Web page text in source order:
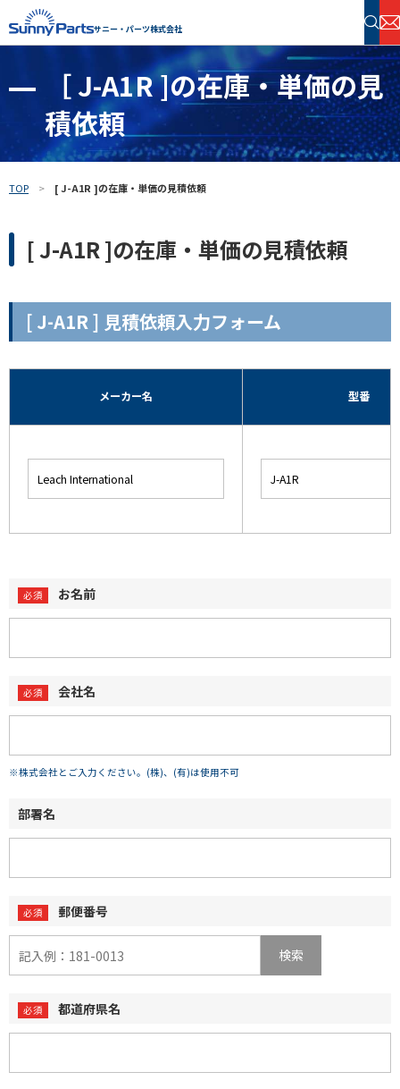
サニー・パーツ株式会社
半導体・電子部品 在庫検索
フリーワードで探す
［ J-A1R ]の在庫・単価の見
積依頼
TOP [ J-A1R ]の在庫・単価の見積依頼
[ J-A1R ]の在庫・単価の見積依頼
[ J-A1R ] 見積依頼入力フォーム
メーカー名 型番
お名前
会社名
※株式会社とご入力ください。(株)、(有)は使用不可
部署名
郵便番号
検索
都道府県名